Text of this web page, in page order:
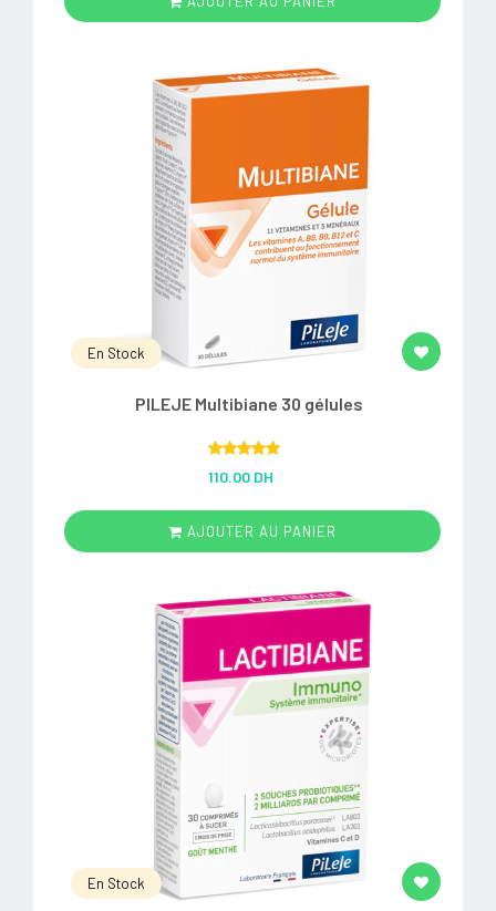
En Stock
PILEJE Multibiane 30 gélules
out of 5
110.00 DH
AJOUTER AU PANIER
En Stock